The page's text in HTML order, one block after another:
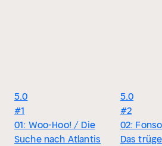
5.0
#1
01: Woo-Hoo! / Die
Suche nach Atlantis
5.0
#2
02:
Das